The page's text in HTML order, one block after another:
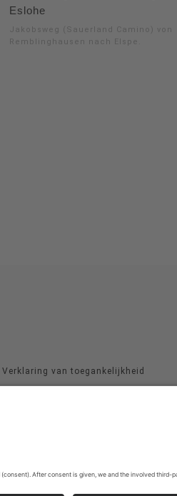
Eslohe
Jakobsweg (Sauerland Camino) von
Remblinghausen nach Elspe.
Verklaring van toegankelijkheid